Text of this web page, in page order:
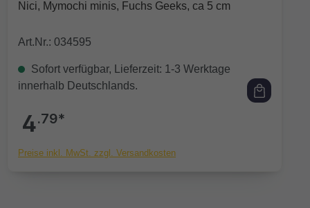
Durchschnittliche Bewertung von 0 von 5 Sternen
Nici, Mymochi minis, Fuchs Geeks, ca 5 cm
Art.Nr.: 034595
Sofort verfügbar, Lieferzeit: 1-3 Werktage
innerhalb Deutschlands.
4.79*
Preise inkl. MwSt. zzgl. Versandkosten